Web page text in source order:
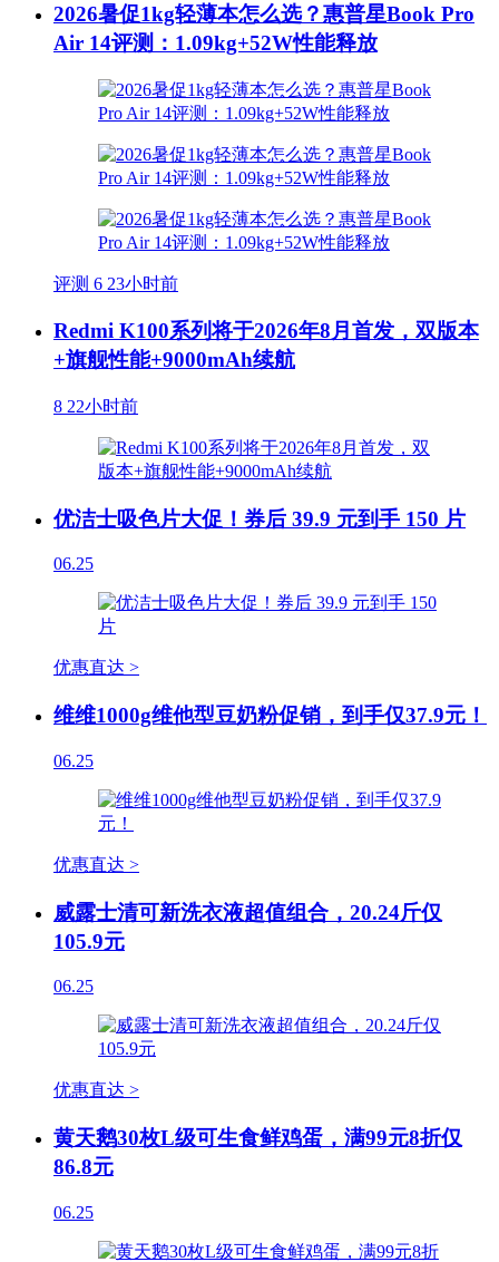
2026暑促1kg轻薄本怎么选？惠普星Book Pro
Air 14评测：1.09kg+52W性能释放
评测 6 23小时前
Redmi K100系列将于2026年8月首发，双版本
+旗舰性能+9000mAh续航
8 22小时前
优洁士吸色片大促！券后 39.9 元到手 150 片
06.25
优惠直达 >
维维1000g维他型豆奶粉促销，到手仅37.9元！
06.25
优惠直达 >
威露士清可新洗衣液超值组合，20.24斤仅
105.9元
06.25
优惠直达 >
黄天鹅30枚L级可生食鲜鸡蛋，满99元8折仅
86.8元
06.25